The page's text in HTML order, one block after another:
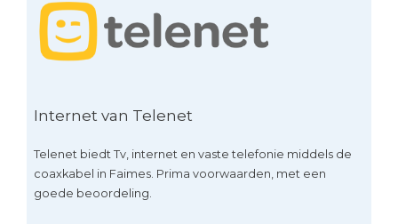
Internet van Telenet
Telenet biedt Tv, internet en vaste telefonie middels de
coaxkabel in Faimes. Prima voorwaarden, met een
goede beoordeling.